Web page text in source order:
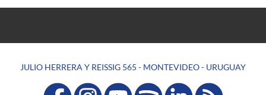
JULIO HERRERA Y REISSIG 565 - MONTEVIDEO - URUGUAY